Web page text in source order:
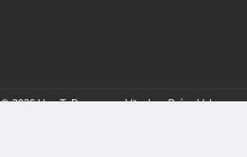
© 2026 HowToPronounce. Všechna Práva Vyhrazena